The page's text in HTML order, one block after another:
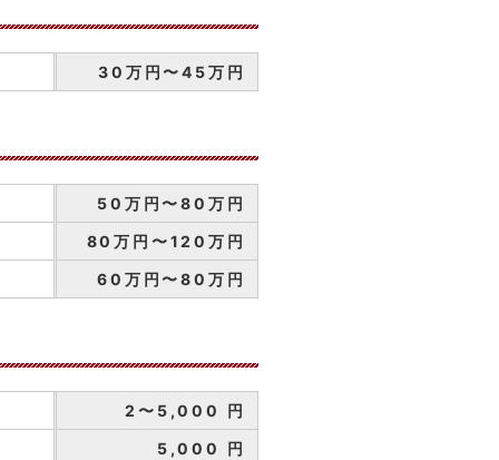
30万円〜45万円
50万円〜80万円
80万円〜120万円
60万円〜80万円
2〜5,000 円
5,000 円